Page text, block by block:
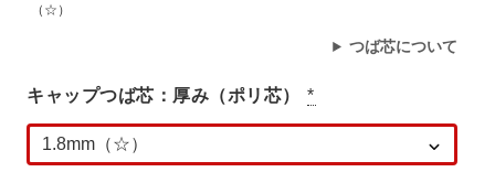
（☆）
つば芯について
キャップつば芯：厚み（ポリ芯） *